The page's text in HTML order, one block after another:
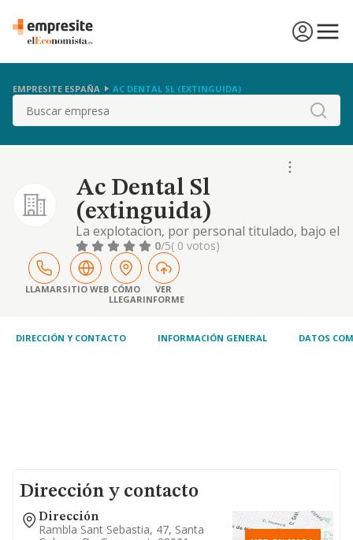
EMPRESITE ESPAÑA AC DENTAL SL (EXTINGUIDA)
Buscar
Ac Dental Sl
(extinguida)
La explotacion, por personal titulado, bajo el
regimen de franquicia de clinicas dentales
vital dent.
0/5( 0 votos)
LLAMARSITIO WEB CÓMO
LLEGAR
VER
INFORME
DIRECCIÓN Y CONTACTO INFORMACIÓN GENERAL DATOS
Dirección y contacto
Dirección
Rambla Sant Sebastia, 47, Santa